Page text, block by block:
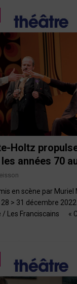
Holtz
années 70
en scène par
> 31 décembre
/ Les Franciscains «